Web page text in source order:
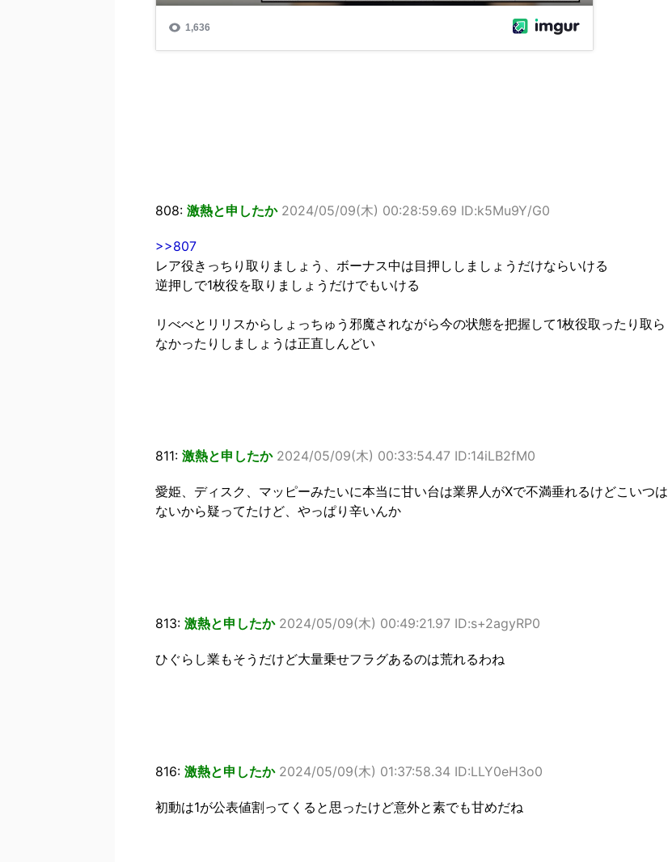
808: 激熱と申したか 2024/05/09(木) 00:28:59.69 ID:k5Mu9Y/G0
>>807
レア役きっちり取りましょう、ボーナス中は目押ししましょうだけならいける
逆押しで1枚役を取りましょうだけでもいける
リべべとリリスからしょっちゅう邪魔されながら今の状態を把握して1枚役取ったり取ら
なかったりしましょうは正直しんどい
811: 激熱と申したか 2024/05/09(木) 00:33:54.47 ID:14iLB2fM0
愛姫、ディスク、マッピーみたいに本当に甘い台は業界人がXで不満垂れるけどこいつは
ないから疑ってたけど、やっぱり辛いんか
813: 激熱と申したか 2024/05/09(木) 00:49:21.97 ID:s+2agyRP0
ひぐらし業もそうだけど大量乗せフラグあるのは荒れるわね
816: 激熱と申したか 2024/05/09(木) 01:37:58.34 ID:LLY0eH3o0
初動は1が公表値割ってくると思ったけど意外と素でも甘めだね